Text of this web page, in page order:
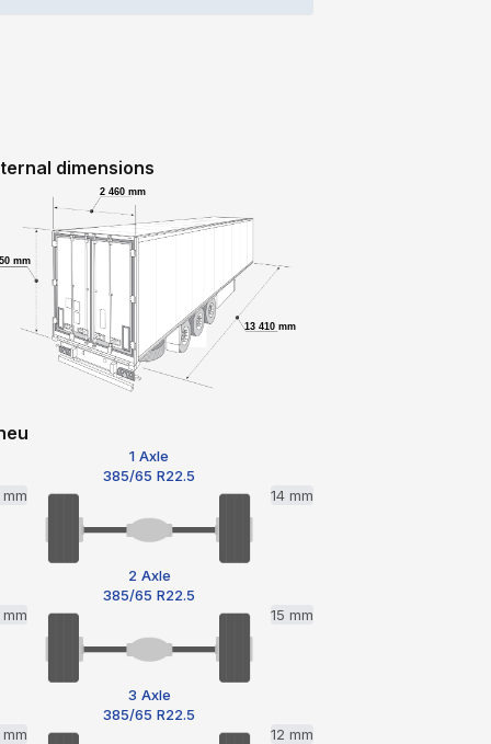
dimensions
2 460 mm
mm
13 410 mm
1 Axle
385/65 R22.5
mm
14 mm
2 Axle
385/65 R22.5
mm
15 mm
3 Axle
385/65 R22.5
mm
12 mm